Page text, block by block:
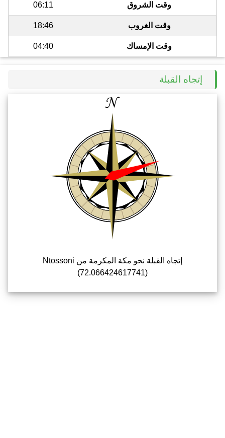
وقت الشروق 06:11
وقت الغروب 18:46
وقت الإمساك 04:40
إتجاه القبلة
إتجاه القبلة نحو مكة المكرمة من Ntossoni
(72.066424617741)